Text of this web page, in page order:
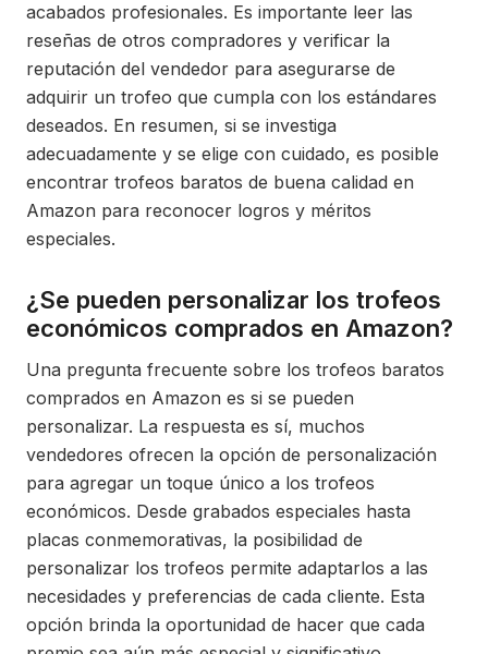
acabados profesionales. Es importante leer las
reseñas de otros compradores y verificar la
reputación del vendedor para asegurarse de
adquirir un trofeo que cumpla con los estándares
deseados. En resumen, si se investiga
adecuadamente y se elige con cuidado, es posible
encontrar trofeos baratos de buena calidad en
Amazon para reconocer logros y méritos
especiales.
¿Se pueden personalizar los trofeos
económicos comprados en Amazon?
Una pregunta frecuente sobre los trofeos baratos
comprados en Amazon es si se pueden
personalizar. La respuesta es sí, muchos
vendedores ofrecen la opción de personalización
para agregar un toque único a los trofeos
económicos. Desde grabados especiales hasta
placas conmemorativas, la posibilidad de
personalizar los trofeos permite adaptarlos a las
necesidades y preferencias de cada cliente. Esta
opción brinda la oportunidad de hacer que cada